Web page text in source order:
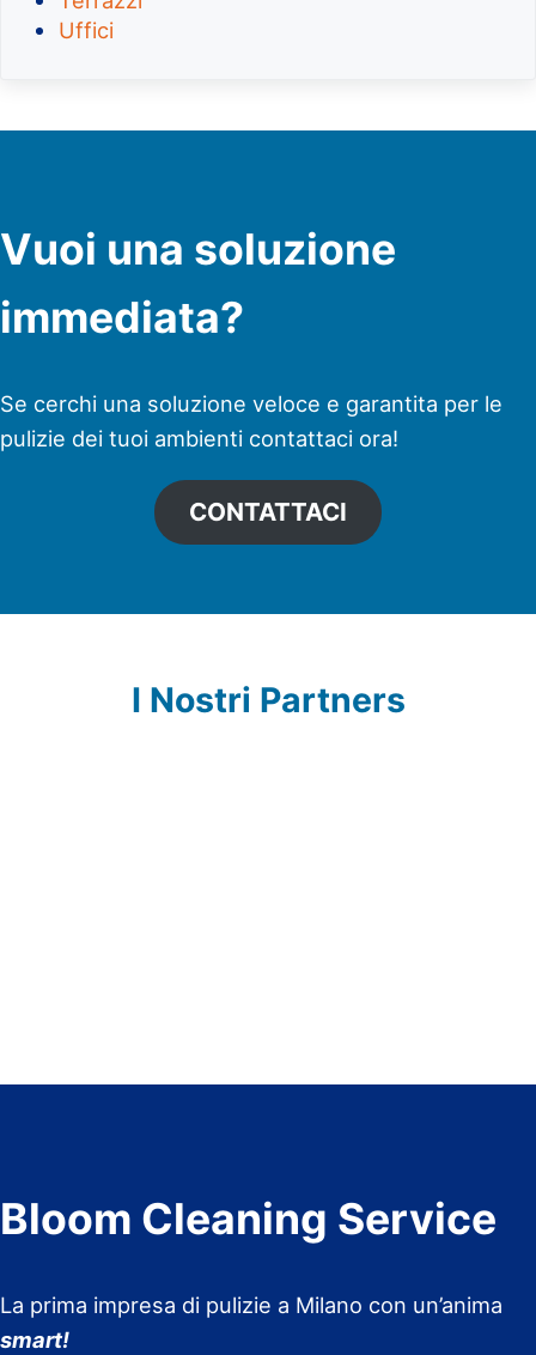
Uffici
Vuoi una soluzione
immediata?
Se cerchi una soluzione veloce e garantita per le
pulizie dei tuoi ambienti contattaci ora!
CONTATTACI
I Nostri Partners
Bloom Cleaning Service
La prima impresa di pulizie a Milano con un’anima
smart!